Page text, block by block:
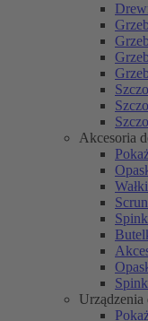
Akcesoria
Urządzenia